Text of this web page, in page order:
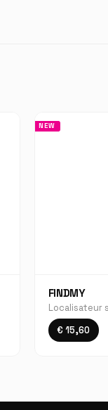
NEW
FINDMY
Localisateur
€ 15,60